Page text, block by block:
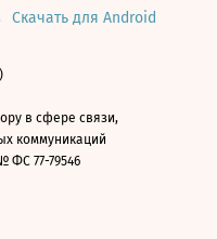
Скачать для Android
в сфере связи,
коммуникаций
ФС 77-79546